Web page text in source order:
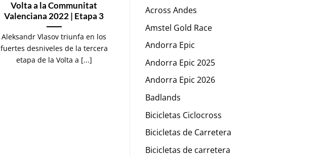
Volta a la Communitat
Valenciana 2022 | Etapa 3
Aleksandr Vlasov triunfa en los
fuertes desniveles de la tercera
etapa de la Volta a [...]
Across Andes
Amstel Gold Race
Andorra Epic
Andorra Epic 2025
Andorra Epic 2026
Badlands
Bicicletas Ciclocross
Bicicletas de Carretera
Bicicletas de carretera